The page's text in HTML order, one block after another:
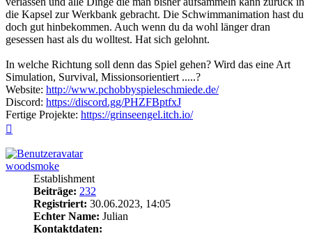
die Kapsel zur Werkbank gebracht. Die Schwimmanimation hast du
doch gut hinbekommen. Auch wenn du da wohl länger dran
gesessen hast als du wolltest. Hat sich gelohnt.
In welche Richtung soll denn das Spiel gehen? Wird das eine Art
Simulation, Survival, Missionsorientiert .....?
Website: http://www.pchobbyspieleschmiede.de/
Discord: https://discord.gg/PHZFBptfxJ
Fertige Projekte: https://grinseengel.itch.io/
woodsmoke
Establishment
Beiträge: 232
Registriert: 30.06.2023, 14:05
Echter Name: Julian
Kontaktdaten: